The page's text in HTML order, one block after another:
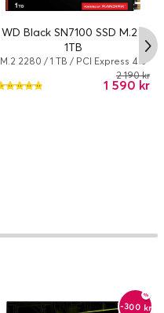
WD Black SN7100 SSD M.2 -
1TB
M.2 2280 / 1 TB / PCI Express 4.0
(NVMe) / 7250 MBps
1 590 kr
2 190 kr
-300 kr